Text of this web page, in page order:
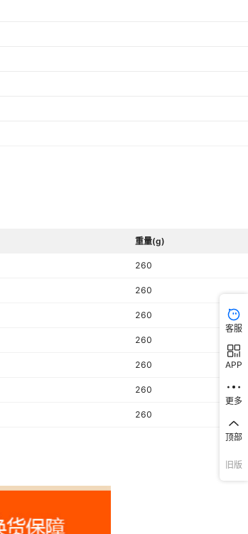
重量(g)
260
260
260
260
260
260
260
客服
APP
更多
顶部
旧版